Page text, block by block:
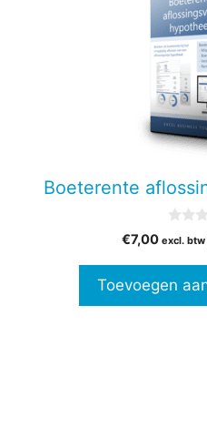
Boeterente
v
5
€7,00 excl. btw
Toevoegen